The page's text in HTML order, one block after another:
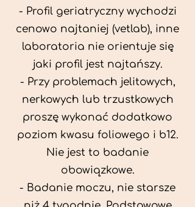
- Profil geriatryczny wychodzi
cenowo najtaniej (vetlab), inne
laboratoria nie orientuje się
jaki profil jest najtańszy.
- Przy problemach jelitowych,
nerkowych lub trzustkowych
proszę wykonać dodatkowo
poziom kwasu foliowego i b12.
Nie jest to badanie
obowiązkowe.
- Badanie moczu, nie starsze